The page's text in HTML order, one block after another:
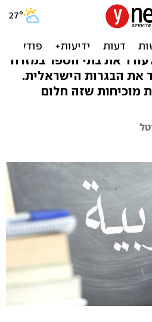
את
את בתי הספר במזרח
את הבגרות הישראלית.
מוכיחות שזה חלום